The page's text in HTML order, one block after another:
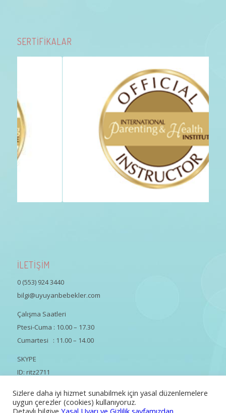
SERTİFİKALAR
İLETİŞİM
0 (553) 924 3440
bilgi@uyuyanbebekler.com
Çalışma Saatleri
Ptesi-Cuma : 10.00 – 17.30
Cumartesi : 11.00 – 14.00
SKYPE
ID: ritz2711
Sizlere daha iyi hizmet sunabilmek için yasal düzenlemelere
uygun çerezler (cookies) kullanıyoruz.
Detaylı bilgiye Yasal Uyarı ve Gizlilik sayfamızdan